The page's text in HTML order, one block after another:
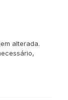
alterada.